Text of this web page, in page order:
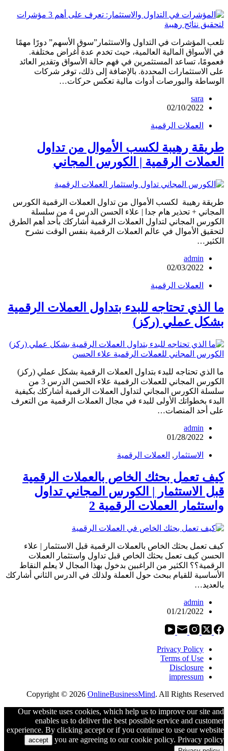
تلعب المؤشرات في التداول والاستثمار”سوق الأسهم” دورًا مهمًا
في الأسواق المالية العالمية، حيث تخدم عدة أغراض مختلفة.
فعمومًا، تساعد المستثمرين في فهم حالة الأسواق وتقدير العائد
على الاستثمارات المحددة. بالإضافة إلى ذلك، توفر شركات
الوساطة والبورصات أدوات مالية تعكس حركات…
sara
02/10/2022
العملات الرقمية
طريقة رهيبة لكسب الأموال من تداول
العملات الرقمية | الكورس المجاني
طريقة رهيبة لكسب الأموال من تداول العملات الرقمية الكورس
المجاني + تحذير هام جدا | علاء الحسن الدرس 4 من سلسلة
الكورس المجاني لتداول العملات الرقمية أشاركك بأحد أهم الطرق
لتحقيق الأموال في عالم العملات الرقمية بنفس الوقت نشرح
الكثير…
admin
02/03/2022
العملات الرقمية
ما الذي تحتاجه للبدء بتداول العملات الرقمية
بشكل عملي (ركز)
ما الذي تحتاجه للبدء بتداول العملات الرقمية بشكل عملي (ركز)
الكورس المجاني للعملات الرقمية علاء الحسن الدرس 3 من
سلسلة الكورس المجاني لتداول العملات الرقمية أشاركك بكيفية
البدء بخطواتك الأولى للبدء في مجال العملات الرقمية من التعرف
على أحد المنصات…
admin
01/28/2022
الاستثمار , العملات الرقمية
كيف تعمل بحثك الخاص بالعملات الرقمية
قبل الاستثمار | الكورس المجاني تداول
واستثمار العملات الرقمية 2
كيف تعمل بحثك الخاص بالعملات الرقمية قبل الاستثمار | علاء
الحسن كيف تعمل بحثك الخاص قبل تداول واستثمار العملات
الرقمية؟؟ الكثير من الراغبين بدخول بهذا المجال لا يعلم النقاط
الأساسية للقيام ببحث حول العملة ولذلك في الدرس الثاني أشاركك
بالعديد…
admin
01/21/2022
Privacy Policy
Terms of Use
Disclosure
impressum
Copyright © 2026 OnlineBusinessMind. All Rights Reserved
Our website uses cookies, which help us to improve our site and
enables us to deliver the best possible service and customer
experience. By clicking accept or if you continue to use our website
you are agreeing to our cookie policy. Privacy policy
accept